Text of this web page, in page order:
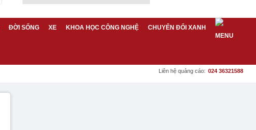
ĐỜI SỐNG XE KHOA HỌC CÔNG NGHỆ CHUYỂN ĐỔI XANH
Liên hệ quảng cáo: 024 36321588